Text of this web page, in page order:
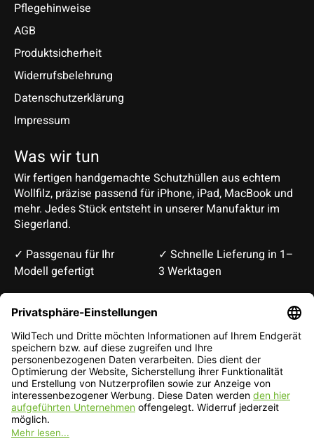
Pflegehinweise
AGB
Produktsicherheit
Widerrufsbelehrung
Datenschutzerklärung
Impressum
Was wir tun
Wir fertigen handgemachte Schutzhüllen aus echtem
Wollfilz, präzise passend für iPhone, iPad, MacBook und
mehr. Jedes Stück entsteht in unserer Manufaktur im
Siegerland.
✓ Passgenau für Ihr
Modell gefertigt
✓ Schnelle Lieferung in 1–
3 Werktagen
Deutsch — EUR
English
EUR
CHF